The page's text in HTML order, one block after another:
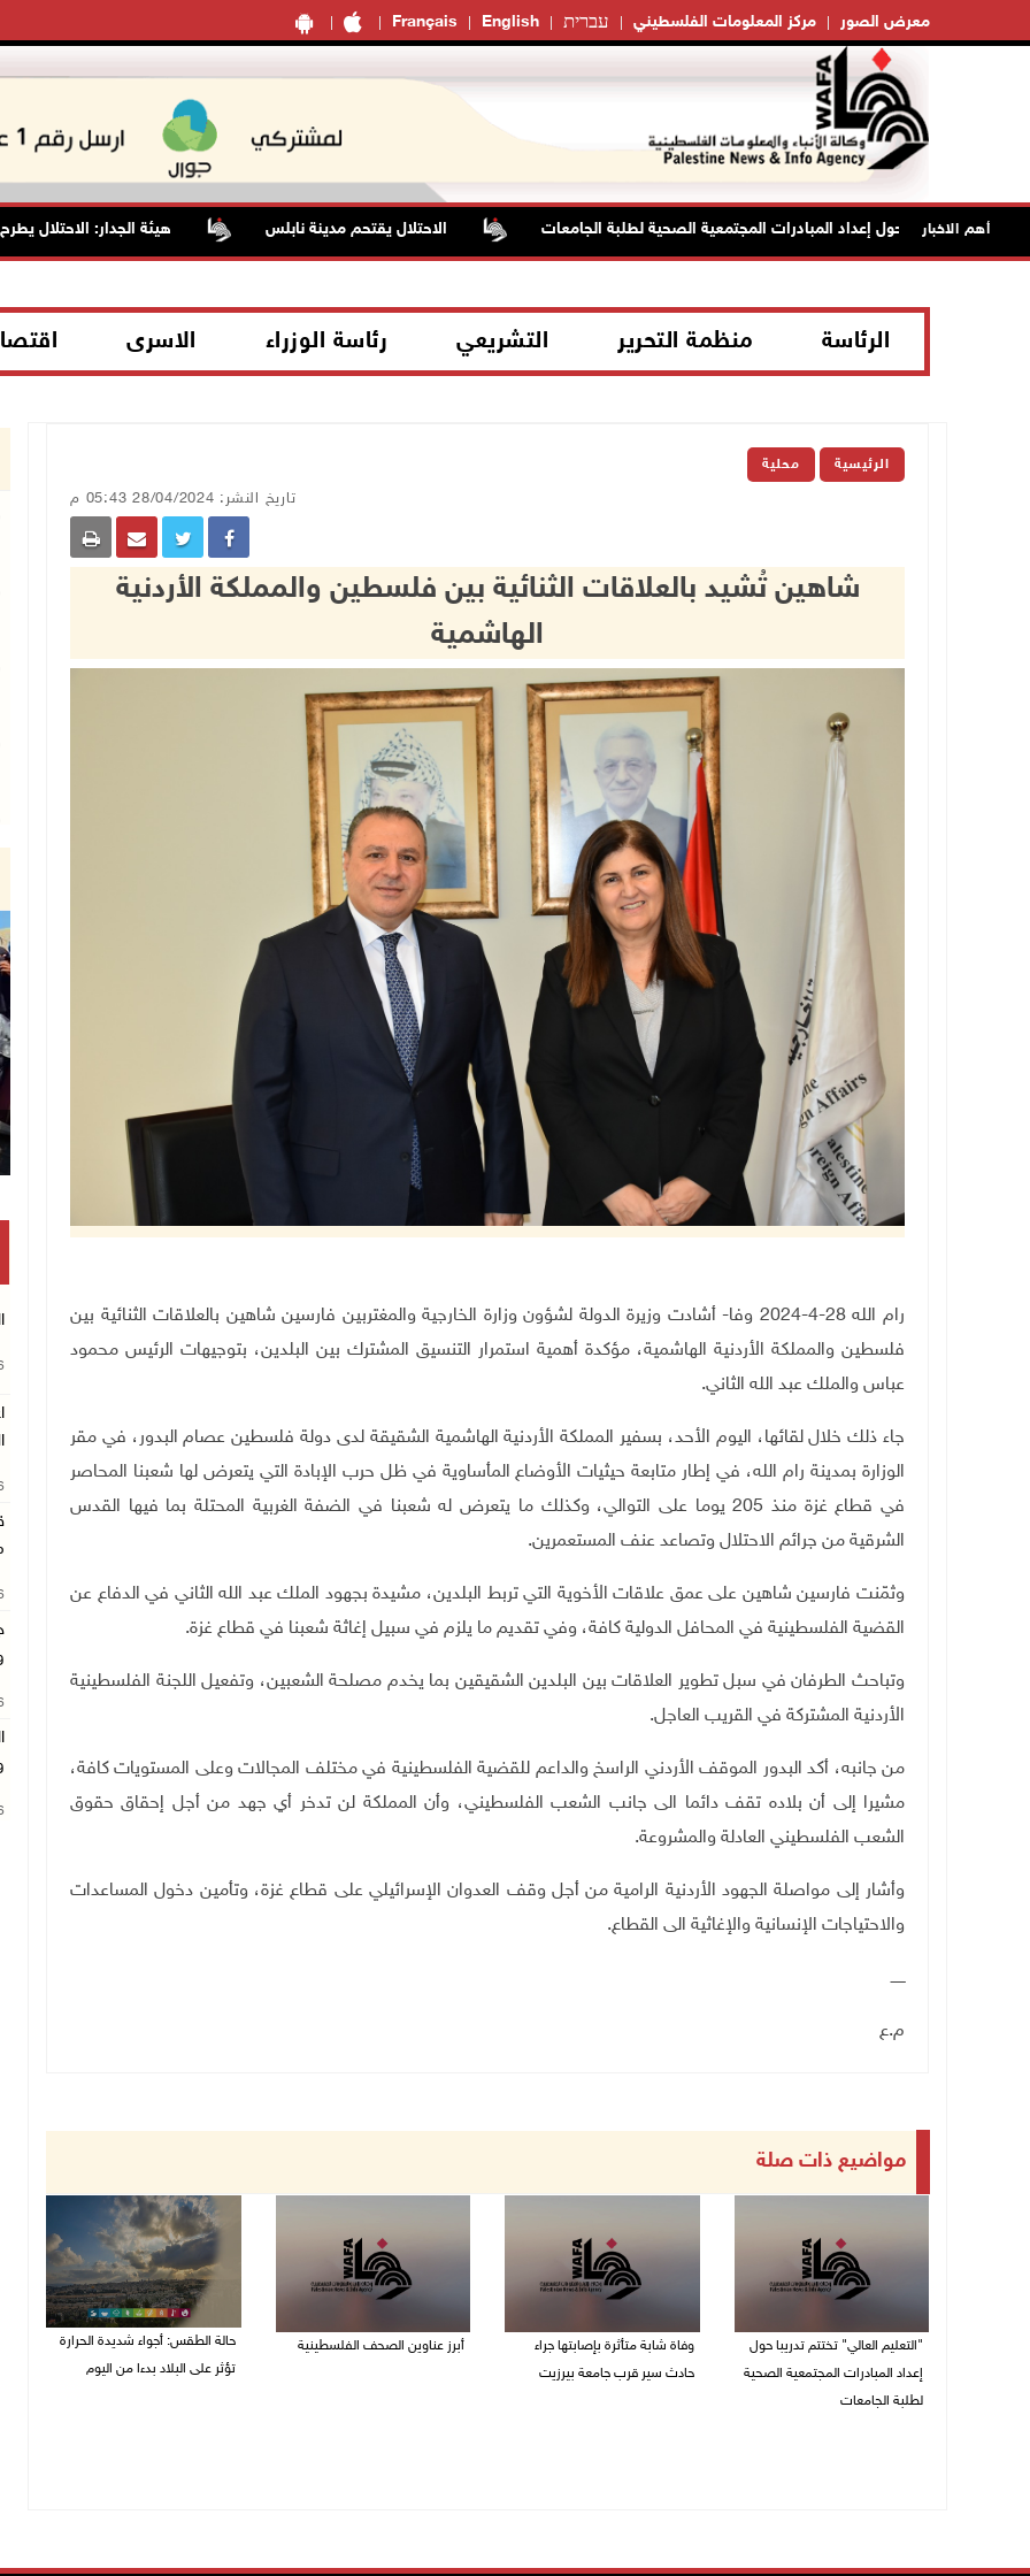
Français English עברית مركز المعلومات الفلسطيني معرض الصور
أهم الاخبار
تختتم تدريبا حول إعداد المبادرات المجتمعية الصحية لطلبة الجامعات الاحتلال يقتحم مدينة نابلس هيئة الجدار: الاحتلال يطرح عطاءً لبناء 627 وحدة استعمارية جديدة على أراضي محافظة
الرئاسة منظمة التحرير التشريعي رئاسة الوزراء الاسرى
الرئيسية محلية
تاريخ النشر: 28/04/2024 05:43 م
شاهين تُشيد بالعلاقات الثنائية بين فلسطين والمملكة الأردنية
الهاشمية
رام الله 28-4-2024 وفا- أشادت وزيرة الدولة لشؤون وزارة الخارجية والمغتربين فارسين شاهين بالعلاقات الثنائية بين
فلسطين والمملكة الأردنية الهاشمية، مؤكدة أهمية استمرار التنسيق المشترك بين البلدين، بتوجيهات الرئيس محمود
عباس والملك عبد الله الثاني.
جاء ذلك خلال لقائها، اليوم الأحد، بسفير المملكة الأردنية الهاشمية الشقيقة لدى دولة فلسطين عصام البدور، في مقر
الوزارة بمدينة رام الله، في إطار متابعة حيثيات الأوضاع المأساوية في ظل حرب الإبادة التي يتعرض لها شعبنا المحاصر
في قطاع غزة منذ 205 يوما على التوالي، وكذلك ما يتعرض له شعبنا في الضفة الغربية المحتلة بما فيها القدس
الشرقية من جرائم الاحتلال وتصاعد عنف المستعمرين.
وثمّنت فارسين شاهين على عمق علاقات الأخوية التي تربط البلدين، مشيدة بجهود الملك عبد الله الثاني في الدفاع عن
القضية الفلسطينية في المحافل الدولية كافة، وفي تقديم ما يلزم في سبيل إغاثة شعبنا في قطاع غزة.
وتباحث الطرفان في سبل تطوير العلاقات بين البلدين الشقيقين بما يخدم مصلحة الشعبين، وتفعيل اللجنة الفلسطينية
الأردنية المشتركة في القريب العاجل.
من جانبه، أكد البدور الموقف الأردني الراسخ والداعم للقضية الفلسطينية في مختلف المجالات وعلى المستويات كافة،
مشيرا إلى أن بلاده تقف دائما الى جانب الشعب الفلسطيني، وأن المملكة لن تدخر أي جهد من أجل إحقاق حقوق
الشعب الفلسطيني العادلة والمشروعة.
وأشار إلى مواصلة الجهود الأردنية الرامية من أجل وقف العدوان الإسرائيلي على قطاع غزة، وتأمين دخول المساعدات
والاحتياجات الإنسانية والإغاثية الى القطاع.
ــــــ
م.ع
مواضيع ذات صلة
"التعليم العالي" تختتم تدريبا حول
إعداد المبادرات المجتمعية الصحية
لطلبة الجامعات
وفاة شابة متأثرة بإصابتها جراء
حادث سير قرب جامعة بيرزيت
أبرز عناوين الصحف الفلسطينية
حالة الطقس: أجواء شديدة الحرارة
تؤثر على البلاد بدءا من اليوم
تكريم متفوقين بالثانوية العامة في خان يونس